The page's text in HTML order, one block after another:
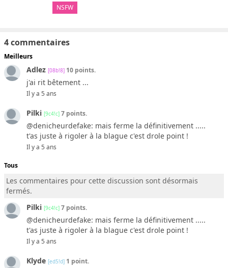
NSFW
4 commentaires
Meilleurs
Adlez [08b!8] 10 points.
j'ai rit bêtement ...
Il y a 5 ans
Pilki [9c4!c] 7 points.
@denicheurdefake: mais ferme la définitivement .....
t'as juste à rigoler à la blague c'est drole point !
Il y a 5 ans
Tous
Les commentaires pour cette discussion sont désormais
fermés.
Pilki [9c4!c] 7 points.
@denicheurdefake: mais ferme la définitivement .....
t'as juste à rigoler à la blague c'est drole point !
Il y a 5 ans
Klyde [ed5!d] 1 point.